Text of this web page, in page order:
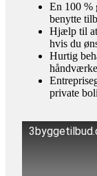
En 100 %
benytte
Hjælp til at
hvis du
Hurtig
private